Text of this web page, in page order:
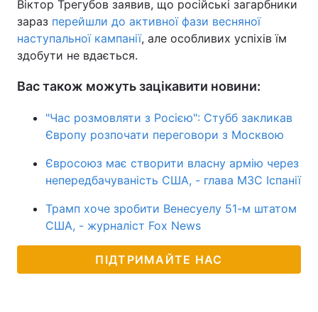
Віктор Трегубов заявив, що російські загарбники
зараз перейшли до активної фази весняної
наступальної кампанії, але особливих успіхів їм
здобути не вдається.
Вас також можуть зацікавити новини:
"Час розмовляти з Росією": Стубб закликав
Європу розпочати переговори з Москвою
Євросоюз має створити власну армію через
непередбачуваність США, - глава МЗС Іспанії
Трамп хоче зробити Венесуелу 51-м штатом
США, - журналіст Fox News
ПІДТРИМАЙТЕ НАС